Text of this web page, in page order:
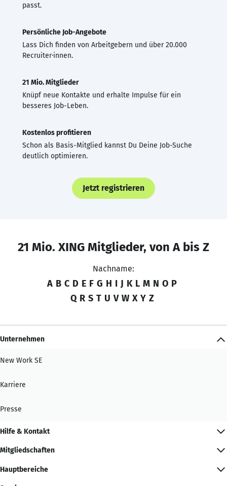
passt.
Persönliche Job-Angebote
Lass Dich finden von Arbeitgebern und über 20.000
Recruiter·innen.
21 Mio. Mitglieder
Knüpf neue Kontakte und erhalte Impulse für ein
besseres Job-Leben.
Kostenlos profitieren
Schon als Basis-Mitglied kannst Du Deine Job-Suche
deutlich optimieren.
Jetzt registrieren
21 Mio. XING Mitglieder, von A bis Z
Nachname:
A B C D E F G H I J K L M N O P
Q R S T U V W X Y Z
Unternehmen
New Work SE
Karriere
Presse
Hilfe & Kontakt
Mitgliedschaften
Hauptbereiche